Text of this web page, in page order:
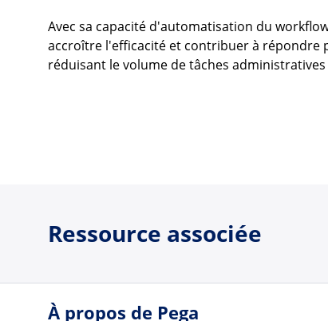
Avec sa capacité d'automatisation du
accroître l'efficacité et contribuer à répondre
réduisant le volume de tâches
Ressource associée
À propos de Pega